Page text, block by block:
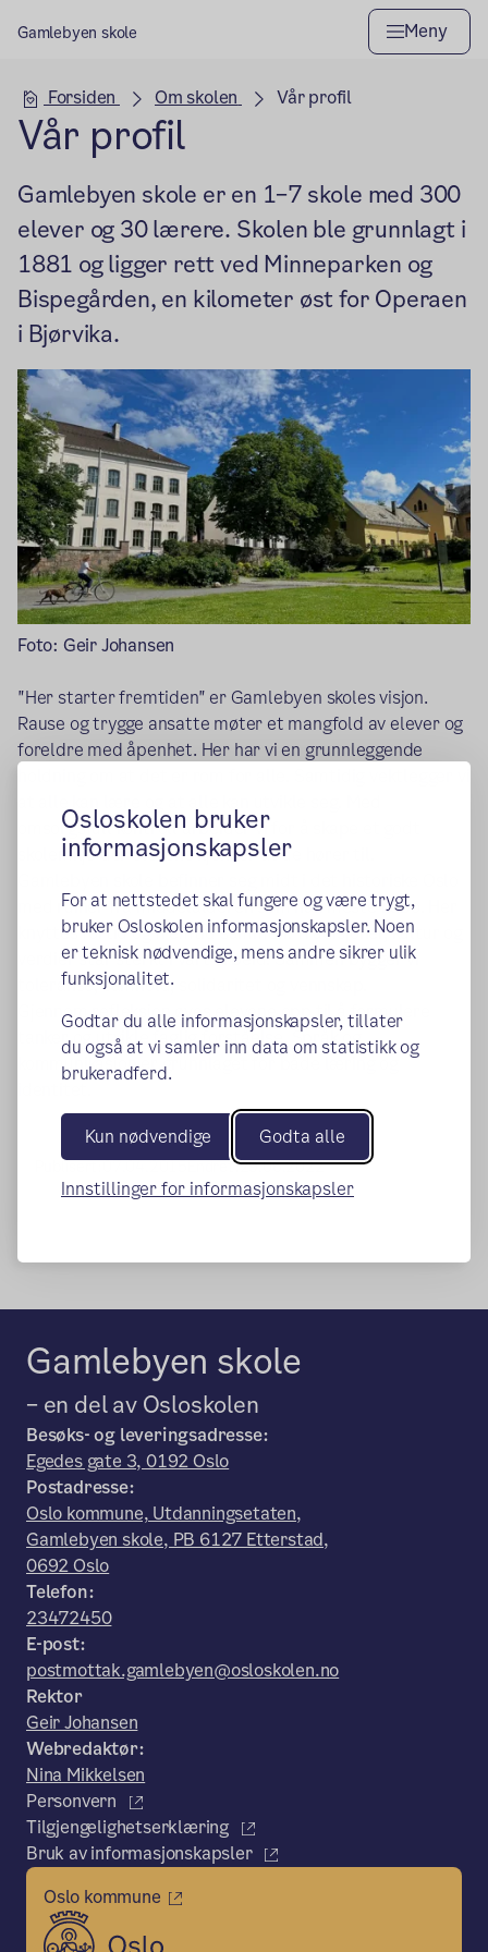
Osloskolen bruker
informasjonskapsler
For at nettstedet skal fungere og være trygt,
bruker Osloskolen informasjonskapsler. Noen
er teknisk nødvendige, mens andre sikrer ulik
funksjonalitet.
Godtar du alle informasjonskapsler, tillater
du også at vi samler inn data om statistikk og
brukeradferd.
Kun nødvendige Godta alle
Innstillinger for informasjonskapsler
Gamlebyen skole Meny
Hovedseksjon
Forsiden Om skolen Vår profil
Vår profil
Gamlebyen skole er en 1–7 skole med 300
elever og 30 lærere. Skolen ble grunnlagt i
1881 og ligger rett ved Minneparken og
Bispegården, en kilometer øst for Operaen
i Bjørvika.
Foto: Geir Johansen
"Her starter fremtiden" er Gamlebyen skoles visjon.
Rause og trygge ansatte møter et mangfold av elever og
foreldre med åpenhet. Her har vi en grunnleggende
omsorgsfull kontroll arbeider vi for å skape et godt
skolemiljø der elevene kjenner at de hører til.
med ruiner fra middelalderen som nærmeste nabo. Her
knyttes fortid og fremtid sammen. Tradisjoner, kultur og
verdier står sterkt i vårt arbeid. Sammen bygger vi
toleranse, samhold, solidaritet og vennskap.
Gjennom refleksjon øves elevene opp til å formulere
tanker og utvikle faglig forståelse. Språk og
kommunikasjon er grunnlaget for både læring og
Publisert:07.04.2015Endret:29.06.2022
Gamlebyen skole
– en del av Osloskolen
Besøks- og leveringsadresse:
Egedes gate 3, 0192 Oslo
Postadresse:
Oslo kommune, Utdanningsetaten,
Gamlebyen skole, PB 6127 Etterstad,
0692 Oslo
Telefon:
23472450
E-post:
postmottak.gamlebyen@osloskolen.no
Rektor
Geir Johansen
Webredaktør:
Nina Mikkelsen
Personvern
Tilgjengelighetserklæring
Bruk av informasjonskapsler
Oslo kommune